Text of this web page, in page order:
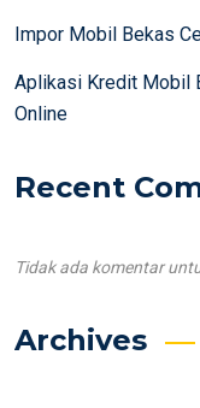
Impor Mobil Bekas
Aplikasi Kredit Mobil
Online
Recent
Tidak ada komentar
Archives